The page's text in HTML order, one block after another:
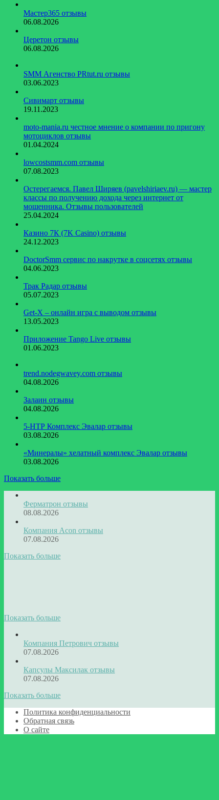
Мастер365 отзывы
06.08.2026
Церетон отзывы
06.08.2026
SMM Агенство PRtut.ru отзывы
03.06.2023
Сивимарт отзывы
19.11.2023
moto-mania.ru честное мнение о компании по пригону
мотоциклов отзывы
01.04.2024
lowcostsmm.com отзывы
07.08.2023
Остерегаемся. Павел Ширяев (pavelshiriaev.ru) — мастер
классы по получению дохода через интернет от
мошенника. Отзывы пользователей
25.04.2024
Казино 7К (7K Casino) отзывы
24.12.2023
DoctorSmm сервис по накрутке в соцсетях отзывы
04.06.2023
Трак Радар отзывы
05.07.2023
Get-X – онлайн игра с выводом отзывы
13.05.2023
Приложение Tango Live отзывы
01.06.2023
trend.nodegwavey.com отзывы
04.08.2026
Залаин отзывы
04.08.2026
5-НТР Комплекс Эвалар отзывы
03.08.2026
«Минералы» хелатный комплекс Эвалар отзывы
03.08.2026
Показать больше
Ферматрон отзывы
08.08.2026
Компания Acon отзывы
07.08.2026
Показать больше
Показать больше
Компания Петрович отзывы
07.08.2026
Капсулы Максилак отзывы
07.08.2026
Показать больше
Политика конфиденциальности
Обратная связь
О сайте